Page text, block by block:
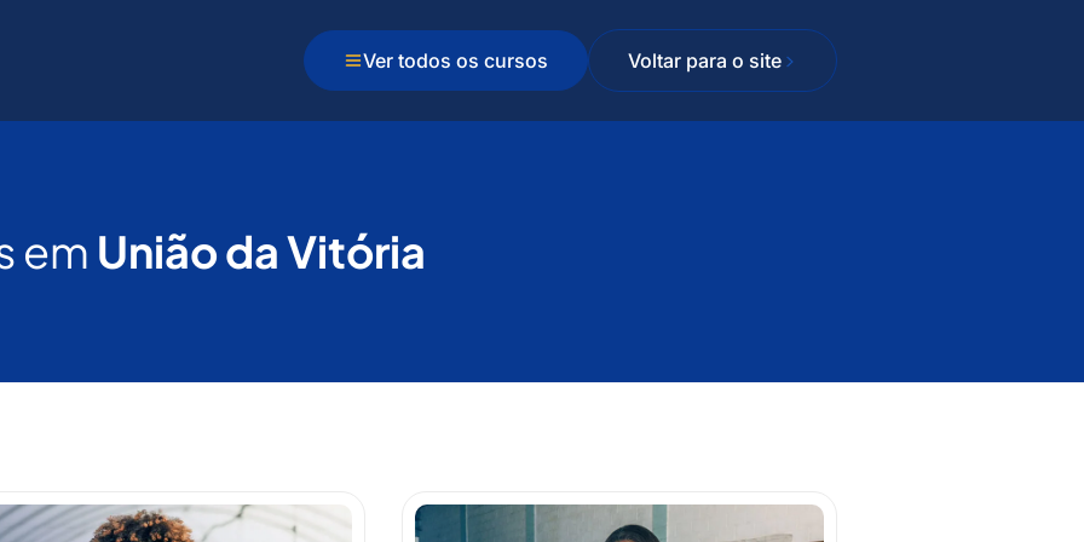
Ver todos os cursos Voltar para o site
em União da Vitória